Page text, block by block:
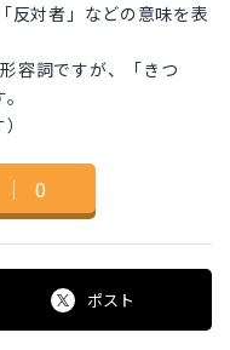
対者」などの意味を表
容詞ですが、「きつ
｜ 0
ポスト